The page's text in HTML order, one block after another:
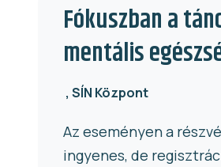
Fókuszban a
mentális
SÍN Központ
Az eseményen a
ingyenes, de